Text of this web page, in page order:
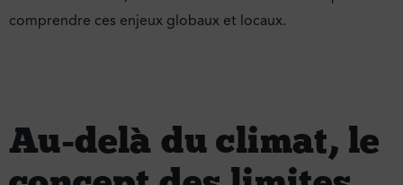
comprendre ces enjeux globaux et locaux.
Au-delà du climat, le